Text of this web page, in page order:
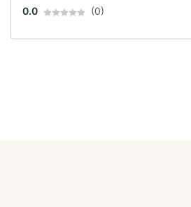
0.0 (0)